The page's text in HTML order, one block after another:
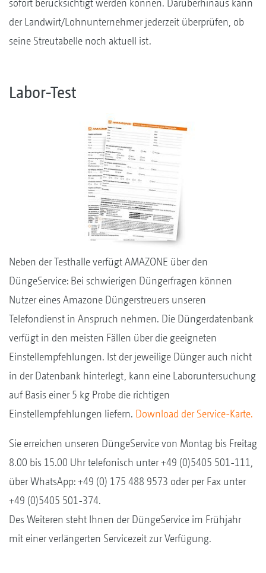
sofort berücksichtigt werden können. Darüberhinaus kann
der Landwirt/Lohnunternehmer jederzeit überprüfen, ob
seine Streutabelle noch aktuell ist.
Labor-Test
Neben der Testhalle verfügt AMAZONE über den
DüngeService: Bei schwierigen Düngerfragen können
Nutzer eines Amazone Düngerstreuers unseren
Telefondienst in Anspruch nehmen. Die Düngerdatenbank
verfügt in den meisten Fällen über die geeigneten
Einstellempfehlungen. Ist der jeweilige Dünger auch nicht
in der Datenbank hinterlegt, kann eine Laboruntersuchung
auf Basis einer 5 kg Probe die richtigen
Einstellempfehlungen liefern. Download der Service-Karte.
Sie erreichen unseren DüngeService von Montag bis Freitag
8.00 bis 15.00 Uhr telefonisch unter +49 (0)5405 501-111,
über WhatsApp: +49 (0) 175 488 9573 oder per Fax unter
+49 (0)5405 501-374.
Des Weiteren steht Ihnen der DüngeService im Frühjahr
mit einer verlängerten Servicezeit zur Verfügung.